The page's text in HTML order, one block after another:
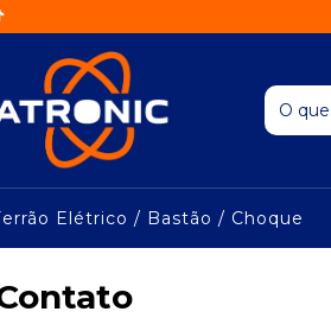
Elétrico / Bastão / Choque